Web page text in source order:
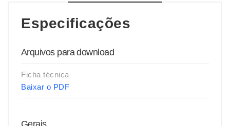
Especificações
Arquivos para download
Ficha técnica
Baixar o PDF
Gerais